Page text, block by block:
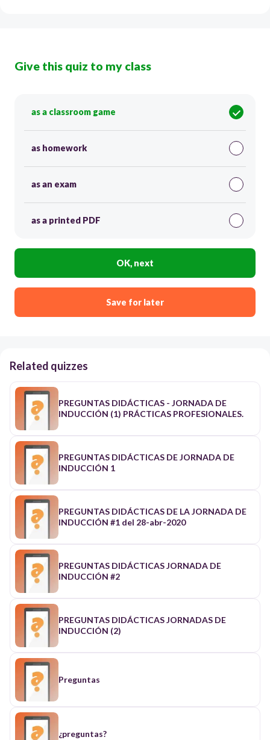
Give this quiz to my class
as a classroom game
as homework
as an exam
as a printed PDF
OK, next
Save for later
Related quizzes
PREGUNTAS DIDÁCTICAS - JORNADA DE
INDUCCIÓN (1) PRÁCTICAS PROFESIONALES.
PREGUNTAS DIDÁCTICAS DE JORNADA DE
INDUCCIÓN 1
PREGUNTAS DIDÁCTICAS DE LA JORNADA DE
INDUCCIÓN #1 del 28-abr-2020
PREGUNTAS DIDÁCTICAS JORNADA DE
INDUCCIÓN #2
PREGUNTAS DIDÁCTICAS JORNADAS DE
INDUCCIÓN (2)
Preguntas
¿preguntas?